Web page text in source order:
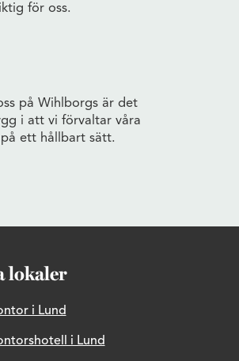
för oss.
på Wihlborgs är det
i att vi förvaltar våra
ett hållbart sätt.
lokaler
i Lund
i Lund